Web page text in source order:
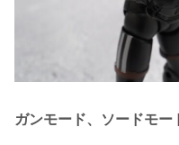
ガンモード、ソードモー